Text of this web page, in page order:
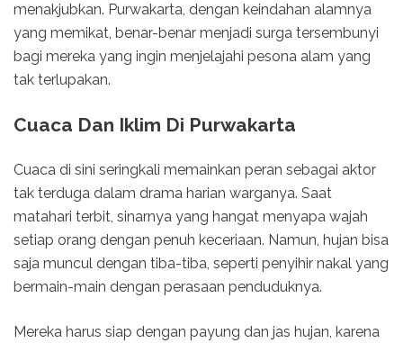
menakjubkan. Purwakarta, dengan keindahan alamnya
yang memikat, benar-benar menjadi surga tersembunyi
bagi mereka yang ingin menjelajahi pesona alam yang
tak terlupakan.
Cuaca Dan Iklim Di Purwakarta
Cuaca di sini seringkali memainkan peran sebagai aktor
tak terduga dalam drama harian warganya. Saat
matahari terbit, sinarnya yang hangat menyapa wajah
setiap orang dengan penuh keceriaan. Namun, hujan bisa
saja muncul dengan tiba-tiba, seperti penyihir nakal yang
bermain-main dengan perasaan penduduknya.
Mereka harus siap dengan payung dan jas hujan, karena